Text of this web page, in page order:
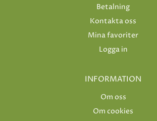
Betalning
Kontakta oss
Mina favoriter
Logga in
INFORMATION
Om oss
Om cookies